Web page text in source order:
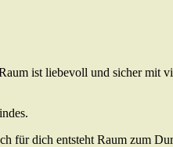
ist liebevoll und sicher mit
für dich entsteht Raum zum